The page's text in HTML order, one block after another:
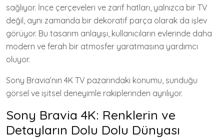
sağlıyor. İnce çerçeveleri ve zarif hatları, yalnızca bir TV
değil, aynı zamanda bir dekoratif parça olarak da işlev
görüyor. Bu tasarım anlayışı, kullanıcıların evlerinde daha
modern ve ferah bir atmosfer yaratmasına yardımcı
oluyor.
Sony Bravia’nın 4K TV pazarındaki konumu, sunduğu
görsel ve işitsel deneyimle rakiplerinden ayrılıyor.
Sony Bravia 4K: Renklerin ve
Detayların Dolu Dolu Dünyası